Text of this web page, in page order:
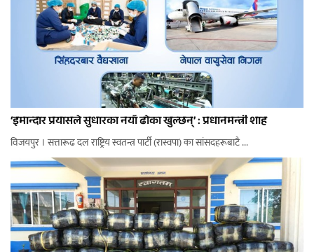
‘इमान्दार प्रयासले सुधारका नयाँ ढोका खुल्छन्’ : प्रधानमन्त्री शाह
विजयपुर । सत्तारूढ दल राष्ट्रिय स्वतन्त्र पार्टी (रास्वपा) का सांसदहरूबाटै ...